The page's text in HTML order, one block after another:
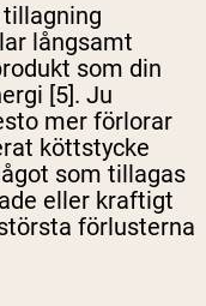
långsamt
som din
[5]. Ju
mer förlorar
köttstycke
som tillagas
eller kraftigt
förlusterna